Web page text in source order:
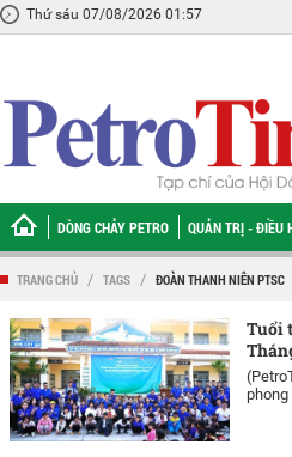
Thứ sáu 07/08/2026 01:57
DÒNG CHẢY PETRO QUẢN TRỊ - ĐIỀU
TRANG CHỦ / TAGS / ĐOÀN THANH NIÊN PTSC
Tuổi
phong